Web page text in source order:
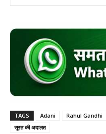
TAGS Adani Rahul Gandhi
सूरत की अदालत